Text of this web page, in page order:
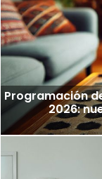
Programación
2026: